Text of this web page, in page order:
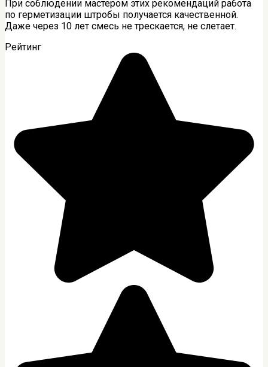
При соблюдении мастером этих рекомендаций работа
по герметизации штробы получается качественной.
Даже через 10 лет смесь не трескается, не слетает.
Рейтинг